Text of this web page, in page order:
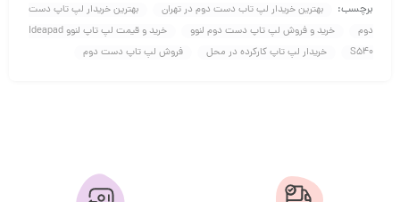
برچسب: بهترین خریدار لپ تاب دست دوم در تهران
بهترین خریدار لپ تاپ دست
دوم
خرید و فروش لپ تاپ دست دوم لنوو
خرید و قیمت لپ تاپ لنوو Ideapad
S540
خریدار لپ تاپ کارکرده در محل فروش لپ تاپ دست دوم